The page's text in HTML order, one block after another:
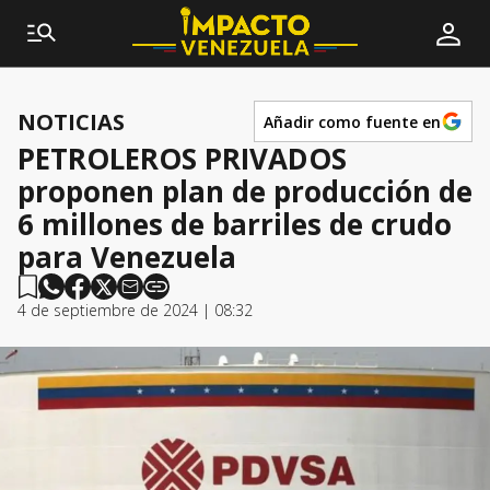
NOTICIAS Añadir como fuente en
PETROLEROS PRIVADOS
proponen plan de producción de
6 millones de barriles de crudo
para Venezuela
4 de septiembre de 2024 | 08:32